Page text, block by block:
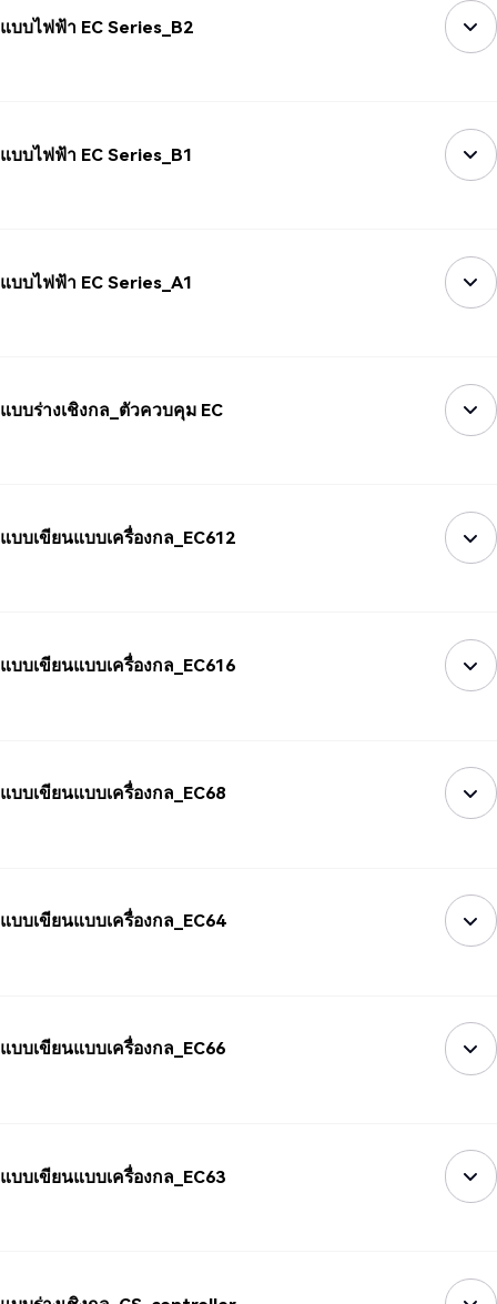
แบบไฟฟ้า EC Series_B2
แบบไฟฟ้า EC Series_B1
แบบไฟฟ้า EC Series_A1
แบบร่างเชิงกล_ตัวควบคุม EC
แบบเขียนแบบเครื่องกล_EC612
แบบเขียนแบบเครื่องกล_EC616
แบบเขียนแบบเครื่องกล_EC68
แบบเขียนแบบเครื่องกล_EC64
แบบเขียนแบบเครื่องกล_EC66
แบบเขียนแบบเครื่องกล_EC63